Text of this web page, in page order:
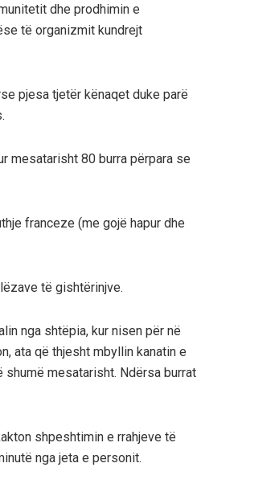
dhe prodhimin e
të organizmit kundrejt
pjesa tjetër kënaqet duke parë
mesatarisht 80 burra përpara se
franceze (me gojë hapur dhe
të gishtërinjve.
nga shtëpia, kur nisen për në
ata që thjesht mbyllin kanatin e
mesatarisht. Ndërsa burrat
shpeshtimin e rrahjeve të
nga jeta e personit.